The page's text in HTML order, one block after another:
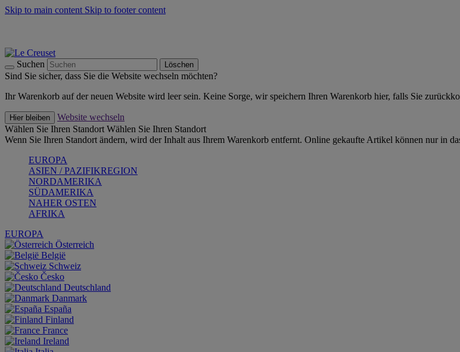
Skip to main content Skip to footer content
Suchen Löschen
Sind Sie sicher, dass Sie die Website wechseln möchten?
Ihr Warenkorb auf der neuen Website wird leer sein. Keine Sorge, wir speichern Ihren Warenkorb hier, falls Sie
Hier bleiben
Website wechseln
Wählen Sie Ihren Standort Wählen Sie Ihren Standort
Wenn Sie Ihren Standort ändern, wird der Inhalt aus Ihrem Warenkorb entfernt. Online gekaufte Artikel können nur in
EUROPA
ASIEN / PAZIFIKREGION
NORDAMERIKA
SÜDAMERIKA
NAHER OSTEN
AFRIKA
EUROPA
Österreich
België
Schweiz
Česko
Deutschland
Danmark
España
Finland
France
Ireland